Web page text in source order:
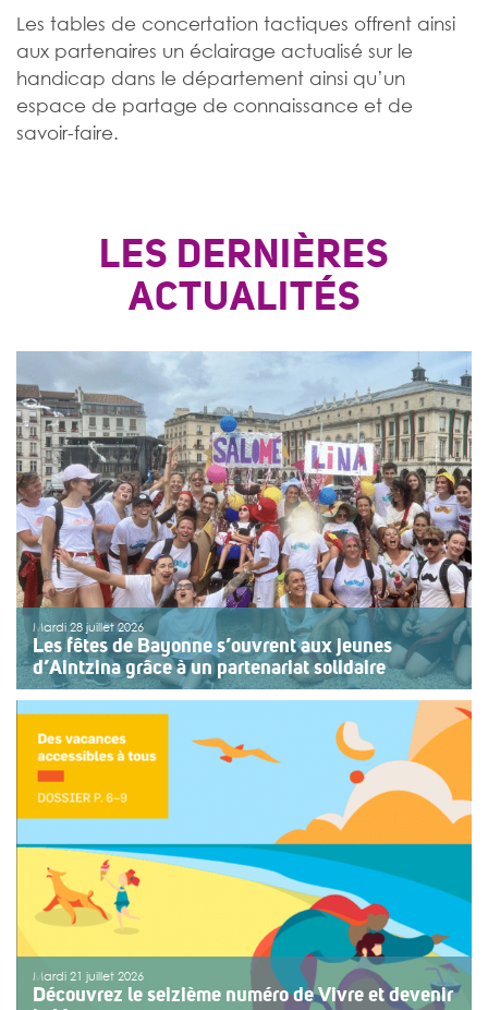
Les tables de concertation tactiques offrent ainsi
aux partenaires un éclairage actualisé sur le
handicap dans le département ainsi qu’un
espace de partage de connaissance et de
savoir-faire.
LES DERNIÈRES
ACTUALITÉS
Mardi 28 juillet 2026
Les fêtes de Bayonne s’ouvrent aux jeunes
d’Aintzina grâce à un partenariat solidaire
Une organisation collective au service de l’inclusion
Depuis sept ans, l’association ouvre le premier jour des
fêtes de Bayonne à une structure accompagnant des
enfants ou des adolescents en situation de handicap
ou de fragilité. Cette année, le choix […]
>>Lire la suite
Mardi 21 juillet 2026
Découvrez le seizième numéro de Vivre et devenir